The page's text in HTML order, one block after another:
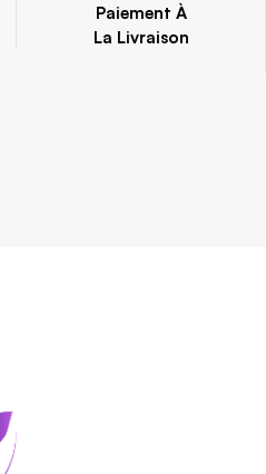
Paiement À
La Livraison